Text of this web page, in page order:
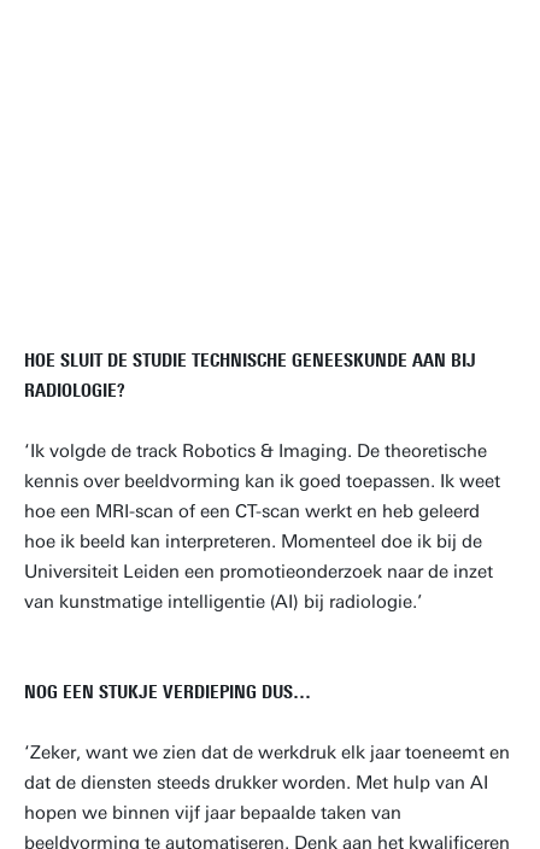
HOE SLUIT DE STUDIE TECHNISCHE GENEESKUNDE AAN BIJ
RADIOLOGIE?
‘Ik volgde de track Robotics & Imaging. De theoretische
kennis over beeldvorming kan ik goed toepassen. Ik weet
hoe een MRI-scan of een CT-scan werkt en heb geleerd
hoe ik beeld kan interpreteren. Momenteel doe ik bij de
Universiteit Leiden een promotieonderzoek naar de inzet
van kunstmatige intelligentie (AI) bij radiologie.’
NOG EEN STUKJE VERDIEPING DUS…
‘Zeker, want we zien dat de werkdruk elk jaar toeneemt en
dat de diensten steeds drukker worden. Met hulp van AI
hopen we binnen vijf jaar bepaalde taken van
beeldvorming te automatiseren. Denk aan het kwalificeren